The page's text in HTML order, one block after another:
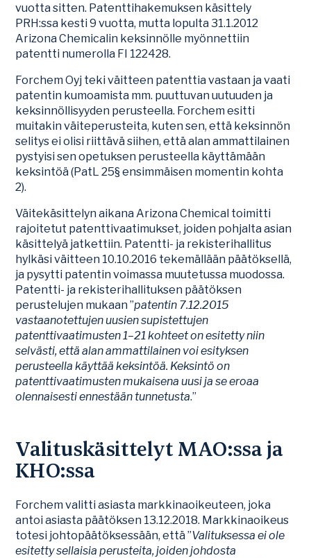
vuotta sitten. Patenttihakemuksen käsittely
PRH:ssa kesti 9 vuotta, mutta lopulta 31.1.2012
Arizona Chemicalin keksinnölle myönnettiin
patentti numerolla FI 122428.
Forchem Oyj teki väitteen patenttia vastaan ja vaati
patentin kumoamista mm. puuttuvan uutuuden ja
keksinnöllisyyden perusteella. Forchem esitti
muitakin väiteperusteita, kuten sen, että keksinnön
selitys ei olisi riittävä siihen, että alan ammattilainen
pystyisi sen opetuksen perusteella käyttämään
keksintöä (PatL 25§ ensimmäisen momentin kohta
2).
Väitekäsittelyn aikana Arizona Chemical toimitti
rajoitetut patenttivaatimukset, joiden pohjalta asian
käsittelyä jatkettiin. Patentti- ja rekisterihallitus
hylkäsi väitteen 10.10.2016 tekemällään päätöksellä,
ja pysytti patentin voimassa muutetussa muodossa.
Patentti- ja rekisterihallituksen päätöksen
perustelujen mukaan ”patentin 7.12.2015
vastaanotettujen uusien supistettujen
patenttivaatimusten 1–21 kohteet on esitetty niin
selvästi, että alan ammattilainen voi esityksen
perusteella käyttää keksintöä. Keksintö on
patenttivaatimusten mukaisena uusi ja se eroaa
olennaisesti ennestään tunnetusta.”
Valituskäsittelyt MAO:ssa ja
KHO:ssa
Forchem valitti asiasta markkinaoikeuteen, joka
antoi asiasta päätöksen 13.12.2018. Markkinaoikeus
totesi johtopäätöksessään, että ”Valituksessa ei ole
esitetty sellaisia perusteita, joiden johdosta